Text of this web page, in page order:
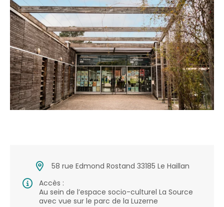
58 rue Edmond Rostand 33185 Le Haillan
Accès :
Au sein de l’espace socio-culturel La Source
avec vue sur le parc de la Luzerne